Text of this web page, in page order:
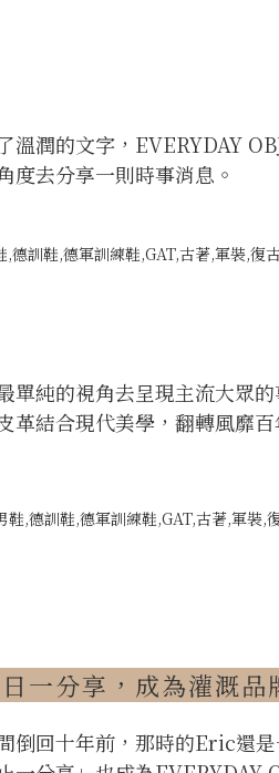
溫潤的文字，EVERYDAY
度去分享一則時事消息。
單純的視角去呈現主流大眾
革結合現代美學，翻轉風靡
一分享，成為灌溉品
倒回十年前，那時的Eric還